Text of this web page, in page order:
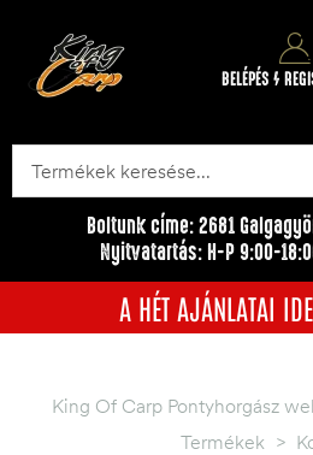
BELÉPÉS /
Boltunk címe: 2681
Nyitvatartás: H-P 9:00-
A HÉT AJÁNLATAI
King Of Carp Pontyhorgász
Termékek >